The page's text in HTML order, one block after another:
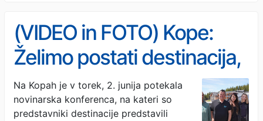
(VIDEO in FOTO) Kope:
Želimo postati destinacija,
prijazna družinam
Na Kopah je v torek, 2. junija potekala
novinarska konferenca, na kateri so
predstavniki destinacije predstavili